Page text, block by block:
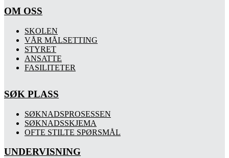
OM OSS
SKOLEN
VÅR MÅLSETTING
STYRET
ANSATTE
FASILITETER
SØK PLASS
SØKNADSPROSESSEN
SØKNADSSKJEMA
OFTE STILTE SPØRSMÅL
UNDERVISNING